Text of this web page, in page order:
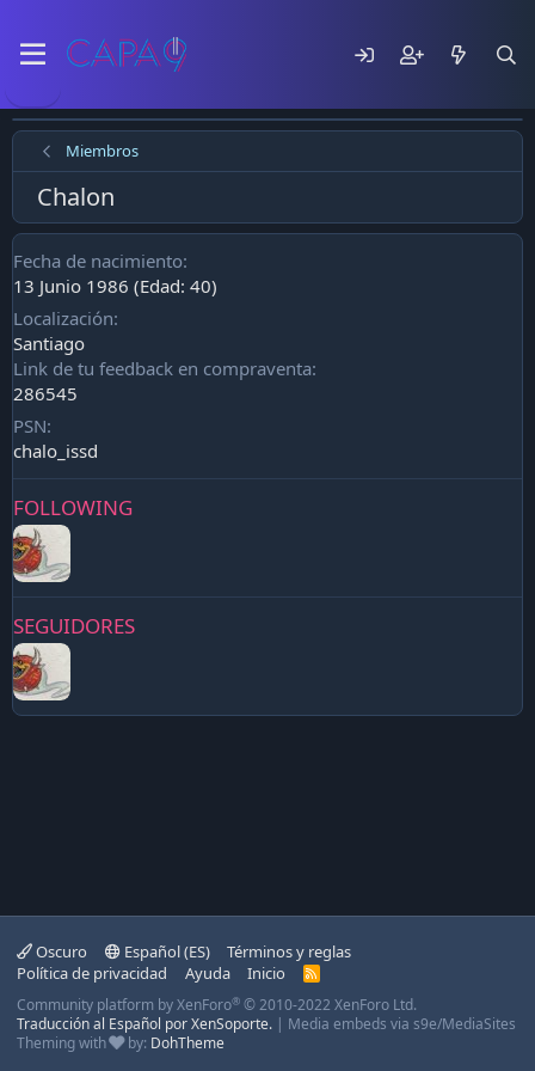
Miembros
Chalon
Fecha de nacimiento
13 Junio 1986 (Edad: 40)
Localización
Santiago
Link de tu feedback en compraventa
286545
PSN
chalo_issd
FOLLOWING
SEGUIDORES
Oscuro Español (ES)
Términos y reglas
Política de privacidad
Ayuda Inicio
R
S
Community platform by XenForo® © 2010-2022 XenForo Ltd.
Traducción al Español por XenSoporte. | Media embeds via s9e/MediaSites
Theming with
by: DohTheme